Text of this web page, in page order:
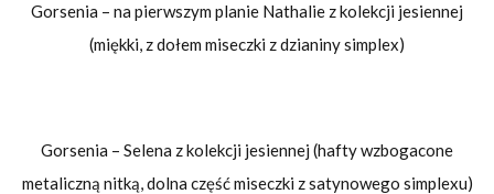
Gorsenia – na pierwszym planie Nathalie z kolekcji jesiennej
(miękki, z dołem miseczki z dzianiny simplex)
Gorsenia – Selena z kolekcji jesiennej (hafty wzbogacone
metaliczną nitką, dolna część miseczki z satynowego simplexu)